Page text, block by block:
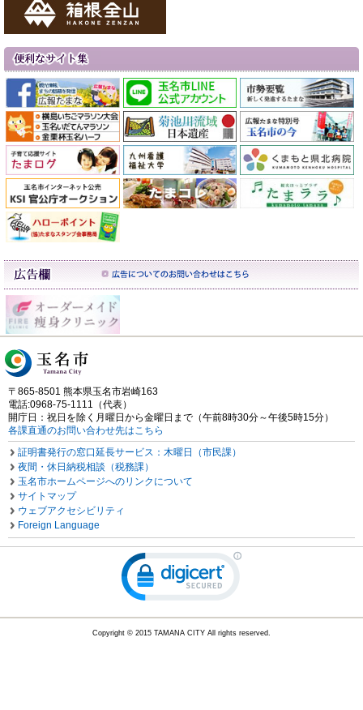
〒865-8501 熊本県玉名市岩崎163
電話:0968-75-1111（代表）
開庁日：祝日を除く月曜日から金曜日まで（午前8時30分～午後5時15分）
各課直通のお問い合わせ先はこちら
証明書発行の窓口延長サービス：木曜日（市民課）
夜間・休日納税相談（税務課）
玉名市ホームページへのリンクについて
サイトマップ
ウェブアクセシビリティ
Foreign Language
Copyright © 2015 TAMANA CITY All rights reserved.